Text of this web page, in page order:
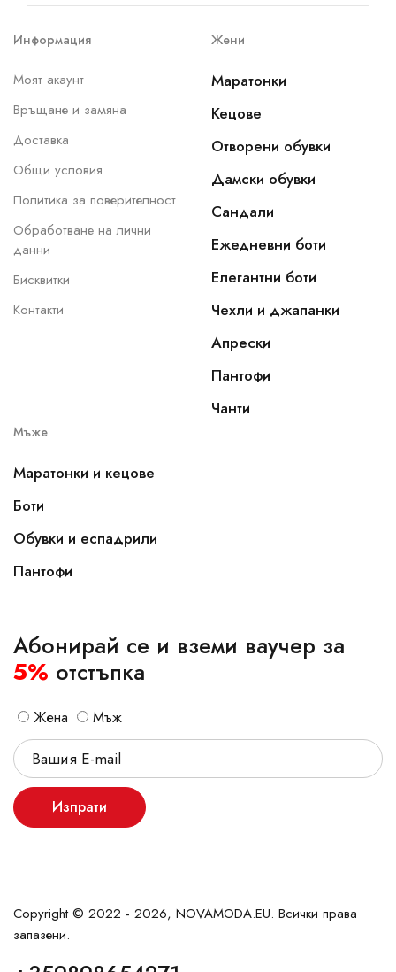
Информация
Моят акаунт
Връщане и замяна
Доставка
Общи условия
Политика за поверителност
Обработване на лични
данни
Бисквитки
Контакти
Жени
Маратонки
Кецове
Отворени обувки
Дамски обувки
Сандали
Ежедневни боти
Елегантни боти
Чехли и джапанки
Апрески
Пантофи
Чанти
Мъже
Маратонки и кецове
Боти
Обувки и еспадрили
Пантофи
Абонирай се и вземи ваучер за
5% отстъпка
Жена Мъж
Изпрати
Copyright © 2022 - 2026, NOVAMODA.EU. Всички права
запазени.